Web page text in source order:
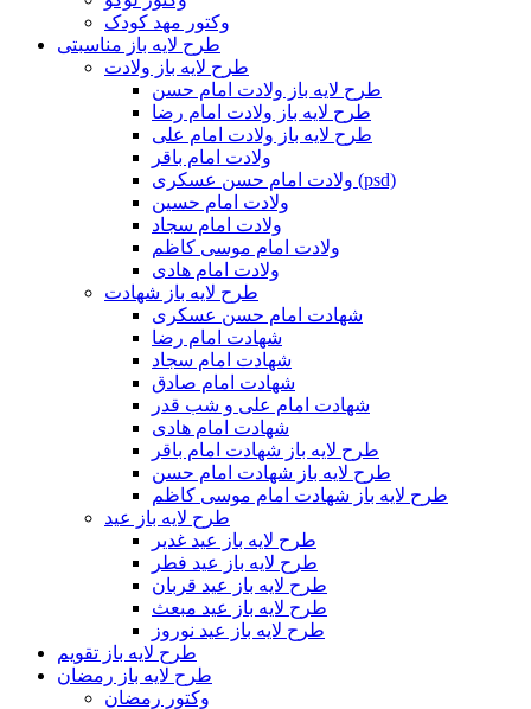
وکتور مهد کودک
طرح لایه باز مناسبتی
طرح لایه باز ولادت
طرح لایه باز ولادت امام حسن
طرح لایه باز ولادت امام رضا
طرح لایه باز ولادت امام علی
ولادت امام باقر
ولادت امام حسن عسکری (psd)
ولادت امام حسین
ولادت امام سجاد
ولادت امام موسی کاظم
ولادت امام هادی
طرح لایه باز شهادت
شهادت امام حسن عسکری
شهادت امام رضا
شهادت امام سجاد
شهادت امام صادق
شهادت امام علی و شب قدر
شهادت امام هادی
طرح لایه باز شهادت امام باقر
طرح لایه باز شهادت امام حسن
طرح لایه باز شهادت امام موسی کاظم
طرح لایه باز عید
طرح لایه باز عید غدیر
طرح لایه باز عید فطر
طرح لایه باز عید قربان
طرح لایه باز عید مبعث
طرح لایه باز عید نوروز
طرح لایه باز تقویم
طرح لایه باز رمضان
وکتور رمضان